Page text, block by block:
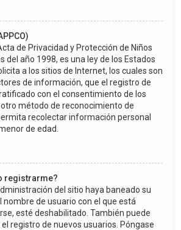
de Privacidad y Protección de Niños
del año 1998, es una ley de los Estados
a los sitios de Internet, los cuales son
de información, que el registro de
con el consentimiento de los
método de reconocimiento de
recolectar información personal
de edad.
registrarme?
del sitio haya baneado su
nombre de usuario con el que está
esté deshabilitado. También puede
registro de nuevos usuarios. Póngase